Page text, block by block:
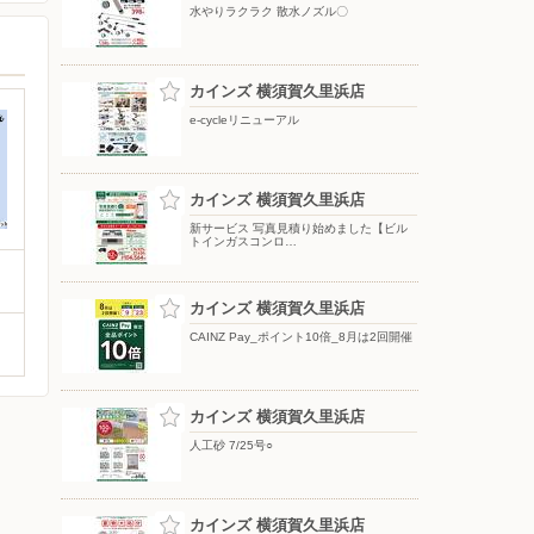
水やりラクラク 散水ノズル〇
カインズ 横須賀久里浜店
e-cycleリニューアル
カインズ 横須賀久里浜店
新サービス 写真見積り始めました【ビル
トインガスコンロ…
カインズ 横須賀久里浜店
CAINZ Pay_ポイント10倍_8月は2回開催
カインズ 横須賀久里浜店
人工砂 7/25号○
カインズ 横須賀久里浜店